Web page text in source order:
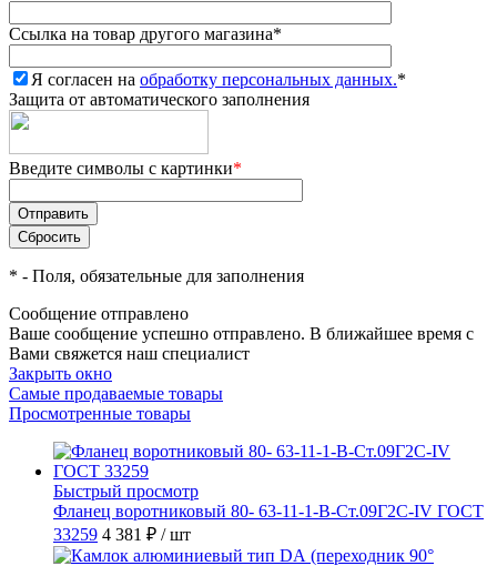
Ссылка на товар другого магазина*
Я согласен на обработку персональных данных.*
Защита от автоматического заполнения
Введите символы с картинки*
* - Поля, обязательные для заполнения
Сообщение отправлено
Ваше сообщение успешно отправлено. В ближайшее время с
Вами свяжется наш специалист
Закрыть окно
Самые продаваемые товары
Просмотренные товары
Быстрый просмотр
Фланец воротниковый 80- 63-11-1-B-Ст.09Г2С-IV ГОСТ
33259 4 381 ₽ / шт